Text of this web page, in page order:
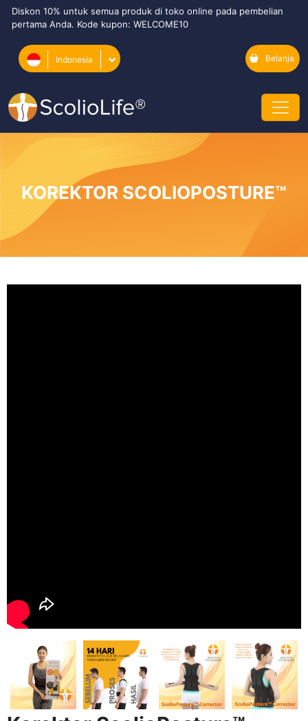
Diskon 10% untuk semua produk di toko online pada pembelian
pertama Anda. Kode kupon: WELCOME10
Indonesia Belanja
KOREKTOR SCOLIOPOSTURE™